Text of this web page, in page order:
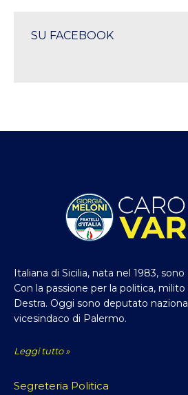
SU FACEBOOK
Italiana di Sicilia, nata nel 1983,
Con la passione per la politica,
Destra. Oggi sono deputato
vicesindaco di Palermo.
Leggi tutto »
Segreteria Politica